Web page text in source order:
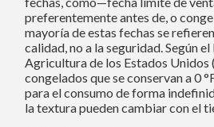
preferentemente antes de, o
mayoría de estas fechas se
calidad, no a la seguridad. Según
Agricultura de los Estados Unidos
congelados que se conservan a 0
para el consumo de forma
la textura pueden cambiar con el